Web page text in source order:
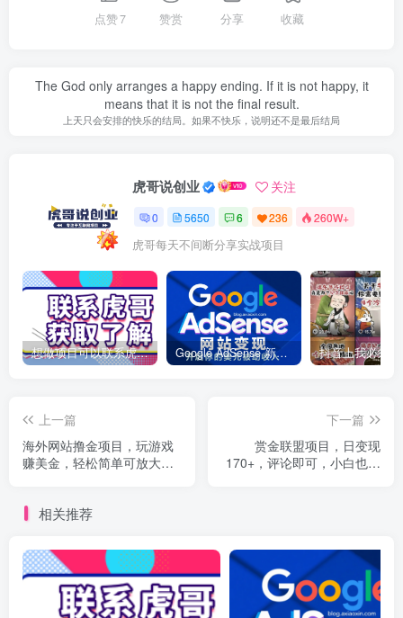
点赞7 赞赏 分享 收藏
The God only arranges a happy ending. If it is not happy, it
means that it is not the final result.
上天只会安排的快乐的结局。如果不快乐，说明还不是最后结局
虎哥说创业 关注
0 5650 6 236 260W+
虎哥每天不间断分享实战项目
想做项目可以联系虎哥微信 虎哥一对一解答并且远程视频教学 Google AdSense 新手接入教程：虎哥手把手教你用网站赚取美元收入
上一篇
海外网站撸金项目，玩游戏
赚美金，轻松简单可放大操
下一篇
赏金联盟项目，日变现
170+，评论即可，小白也可
相关推荐